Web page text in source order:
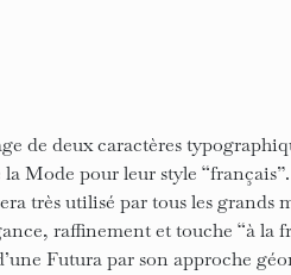
de deux caractères
Mode pour leur style
très utilisé par tous les grands
raffinement et touche “à la
Futura par son approche